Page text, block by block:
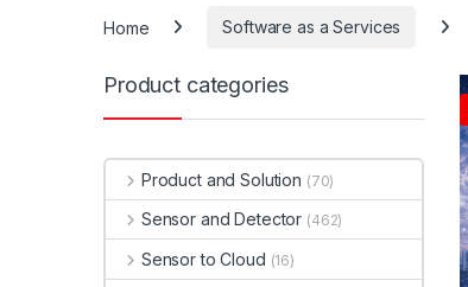
Home Software as a Services
Product categories
Product and Solution (70)
Sensor and Detector (462)
Sensor to Cloud (16)